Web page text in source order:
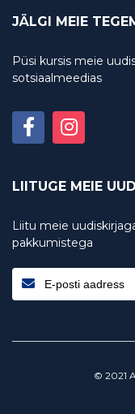
JÄLGI MEIE
Püsi kursis meie
sotsiaalmeedias
LIITUGE MEIE
Liitu meie
pakkumistega
© 2021